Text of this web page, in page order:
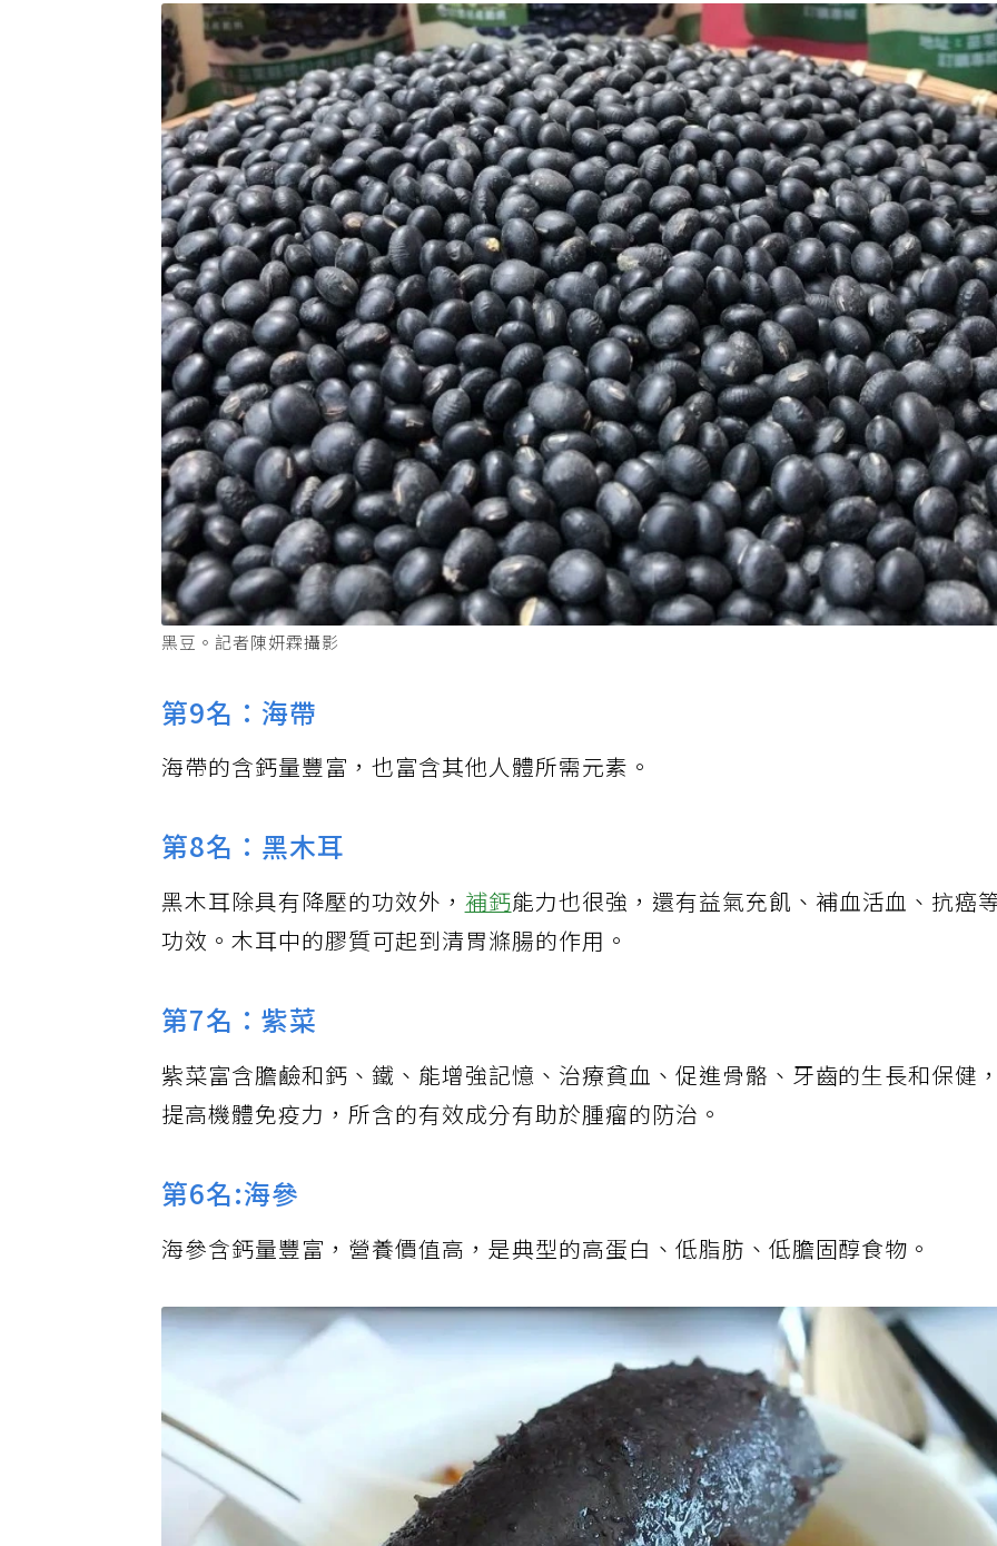
黑豆。記者陳妍霖攝影
第9名：海帶
海帶的含鈣量豐富，也富含其他人體所需元素。
第8名：黑木耳
黑木耳除具有降壓的功效外，補鈣能力也很強，還有益氣充飢、補血活血、抗癌
功效。木耳中的膠質可起到清胃滌腸的作用。
第7名：紫菜
紫菜富含膽鹼和鈣、鐵、能增強記憶、治療貧血、促進骨骼、牙齒的生長和保健
提高機體免疫力，所含的有效成分有助於腫瘤的防治。
第6名:海參
海參含鈣量豐富，營養價值高，是典型的高蛋白、低脂肪、低膽固醇食物。